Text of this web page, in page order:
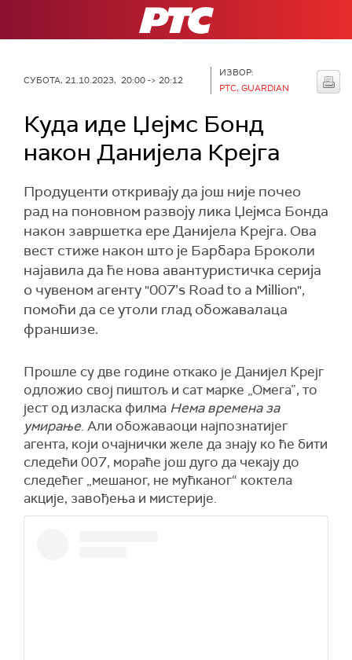
РТС
СУБОТА, 21.10.2023, 20:00 -> 20:12
ИЗВОР:
РТС, GUARDIAN
Куда иде Џејмс Бонд
након Данијела Крејга
Продуценти откривају да још није почео
рад на поновном развоју лика Џејмса Бонда
након завршетка ере Данијела Крејга. Ова
вест стиже након што је Барбара Броколи
најавила да ће нова авантуристичка серија
о чувеном агенту "007’s Road to a Million",
помоћи да се утоли глад обожавалаца
франшизе.
Прошле су две године откако је Данијел Крејг
одложио свој пиштољ и сат марке „Омега”, то
јест од изласка филма Нема времена за
умирање. Али обожаваоци најпознатијег
агента, који очајнички желе да знају ко ће бити
следећи 007, мораће још дуго да чекајудо
следећег „мешаног, не мућканог“ коктела
акције, завођења и мистерије.